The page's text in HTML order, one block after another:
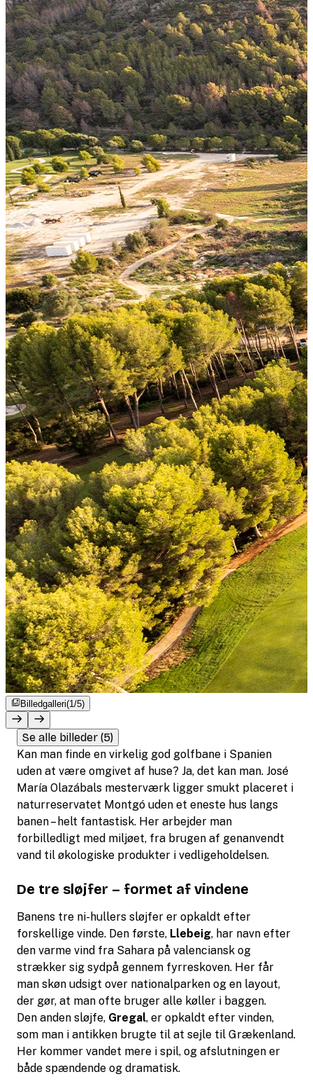
Billedgalleri(1/5)
Se alle billeder (5)
Kan man finde en virkelig god golfbane i Spanien
uden at være omgivet af huse? Ja, det kan man. José
María Olazábals mesterværk ligger smukt placeret i
naturreservatet Montgó uden et eneste hus langs
banen – helt fantastisk. Her arbejder man
forbilledligt med miljøet, fra brugen af genanvendt
vand til økologiske produkter i vedligeholdelsen.
De tre sløjfer – formet af vindene
Banens tre ni-hullers sløjfer er opkaldt efter
forskellige vinde. Den første, Llebeig, har navn efter
den varme vind fra Sahara på valenciansk og
strækker sig sydpå gennem fyrreskoven. Her får
man skøn udsigt over nationalparken og en layout,
der gør, at man ofte bruger alle køller i baggen.
Den anden sløjfe, Gregal, er opkaldt efter vinden,
som man i antikken brugte til at sejle til Grækenland.
Her kommer vandet mere i spil, og afslutningen er
både spændende og dramatisk.